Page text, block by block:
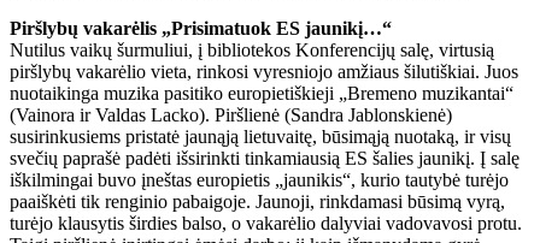
Piršlybų vakarėlis „Prisimatuok ES jaunikį…“
Nutilus vaikų šurmuliui, į bibliotekos Konferencijų salę, virtusią
piršlybų vakarėlio vieta, rinkosi vyresniojo amžiaus šilutiškiai. Juos
nuotaikinga muzika pasitiko europietiškieji „Bremeno muzikantai“
(Vainora ir Valdas Lacko). Piršlienė (Sandra Jablonskienė)
susirinkusiems pristatė jaunąją lietuvaitę, būsimąją nuotaką, ir visų
svečių paprašė padėti išsirinkti tinkamiausią ES šalies jaunikį. Į salę
iškilmingai buvo įneštas europietis „jaunikis“, kurio tautybė turėjo
paaiškėti tik renginio pabaigoje. Jaunoji, rinkdamasi būsimą vyrą,
turėjo klausytis širdies balso, o vakarėlio dalyviai vadovavosi protu.